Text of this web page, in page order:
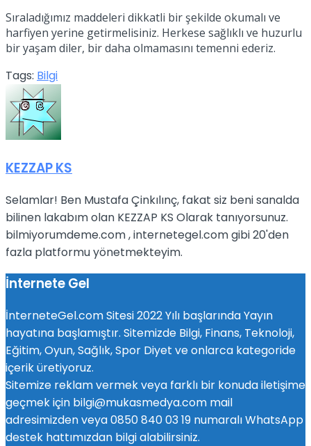
Sıraladığımız maddeleri dikkatli bir şekilde okumalı ve
harfiyen yerine getirmelisiniz. Herkese sağlıklı ve huzurlu
bir yaşam diler, bir daha olmamasını temenni ederiz.
Tags: Bilgi
KEZZAP KS
Selamlar! Ben Mustafa Çinkılınç, fakat siz beni sanalda
bilinen lakabım olan KEZZAP KS Olarak tanıyorsunuz.
bilmiyorumdeme.com , internetegel.com gibi 20'den
fazla platformu yönetmekteyim.
İnternete Gel
İnterneteGel.com Sitesi 2022 Yılı başlarında Yayın
hayatına başlamıştır. Sitemizde Bilgi, Finans, Teknoloji,
Eğitim, Oyun, Sağlık, Spor Diyet ve onlarca kategoride
içerik üretiyoruz.
Sitemize reklam vermek veya farklı bir konuda iletişime
geçmek için bilgi@mukasmedya.com mail
adresimizden veya 0850 840 03 19 numaralı WhatsApp
destek hattımızdan bilgi alabilirsiniz.